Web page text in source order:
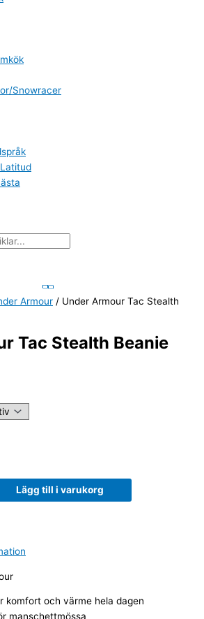
Snowracer
Armour / Under Armour Tac Stealth
Tac Stealth Beanie
Lägg till i varukorg
komfort och värme hela dagen
manschettmössa